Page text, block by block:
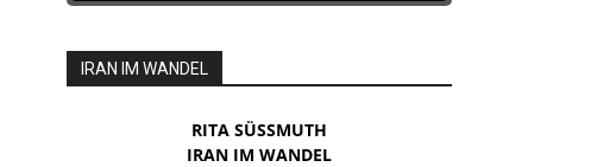
IRAN IM WANDEL
RITA SÜSSMUTH
IRAN IM WANDEL